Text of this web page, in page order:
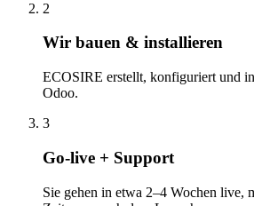
2
Wir bauen & installieren
ECOSIRE erstellt, konfiguriert und
Odoo.
3
Go-live + Support
Sie gehen in etwa 2–4 Wochen live,